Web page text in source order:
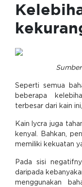
Seperti semua
beberapa
terbesar dari kain
Kain lycra juga
kenyal. Bahkan,
memiliki kekuatan
Pada sisi
daripada
menggunakan